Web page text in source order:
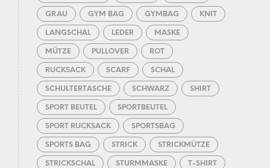
GRAU GYM BAG GYMBAG KNIT
LANGSCHAL LEDER MASKE
MÜTZE PULLOVER ROT
RUCKSACK SCARF SCHAL
SCHULTERTASCHE SCHWARZ SHIRT
SPORT BEUTEL SPORTBEUTEL
SPORT RUCKSACK SPORTSBAG
SPORTS BAG STRICK STRICKMÜTZE
STRICKSCHAL STURMMASKE T-SHIRT